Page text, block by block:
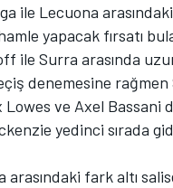
ile Lecuona
yapacak fırsatı
ile Surra arasında
denemesine
ve Axel Bassani
yedinci sırada
fark altı